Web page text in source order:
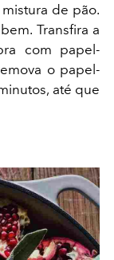
de pão.
Transfira a
com papel-
o papel-
até que